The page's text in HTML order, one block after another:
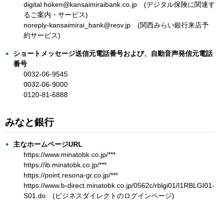
digital.hoken@kansaimiraibank.co.jp (デジタル保険に関連す
るご案内・サービス)
noreply-kansaimirai_bank@resv.jp (関西みらい銀行来店予
約サービス)
ショートメッセージ送信元電話番号および、自動音声発信元電話
番号
0032-06-9545
0032-06-9000
0120-81-6888
みなと銀行
主なホームページURL
https://www.minatobk.co.jp/***
https://ib.minatobk.co.jp/***
https://point.resona-gr.co.jp/***
https://www.b-direct.minatobk.co.jp/0562c/rblgi01/I1RBLGI01-
S01.do (ビジネスダイレクトのログインページ)